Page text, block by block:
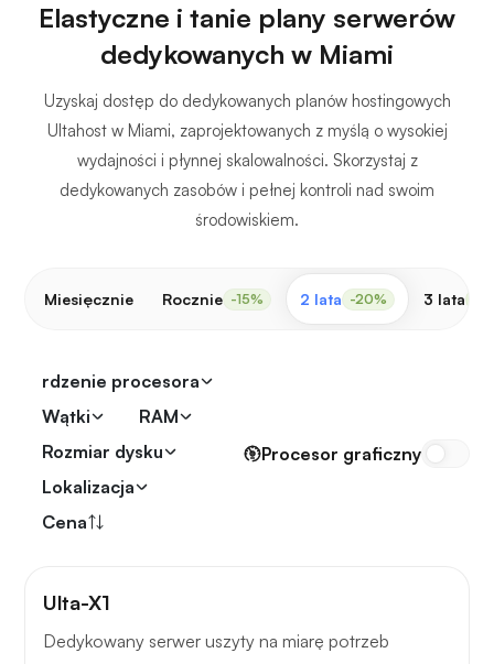
Elastyczne i tanie plany serwerów
dedykowanych w Miami
Uzyskaj dostęp do dedykowanych planów hostingowych
Ultahost w Miami, zaprojektowanych z myślą o wysokiej
wydajności i płynnej skalowalności. Skorzystaj z
dedykowanych zasobów i pełnej kontroli nad swoim
środowiskiem.
Miesięcznie Rocznie -15% 2 lata -20% 3 lata
rdzenie procesora
Wątki
RAM
Rozmiar dysku
Lokalizacja
Cena
Procesor graficzny
Ulta-X1
Dedykowany serwer uszyty na miarę potrzeb